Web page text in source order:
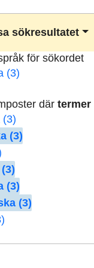
sökresultatet
för sökordet
(3)
därtermer
(3)
(3)
(3)
(3)